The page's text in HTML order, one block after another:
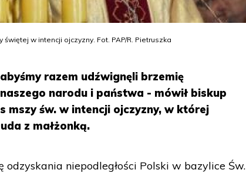
w intencji ojczyzny. Fot. PAP/R. Pietruszka
razem udźwignęli brzemię
narodu i państwa - mówił biskup
mszy św. w intencji ojczyzny, w której
z małżonką.
niepodległości Polski w bazylice Św.